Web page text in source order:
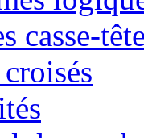
casse-